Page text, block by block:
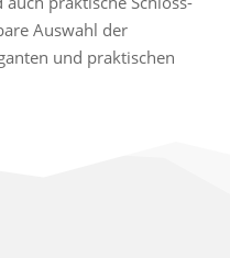
Auswahl der
und praktischen